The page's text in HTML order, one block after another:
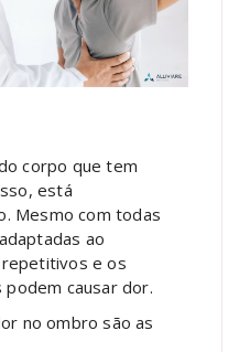
corpo que tem
está
Mesmo com todas
ao
e os
causar dor.
no ombro são as